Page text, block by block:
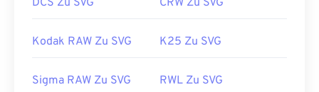
DCS Zu SVG CRW Zu SVG
Kodak RAW Zu SVG K25 Zu SVG
Sigma RAW Zu SVG RWL Zu SVG